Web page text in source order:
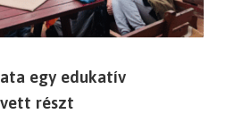
egy edukatív
részt